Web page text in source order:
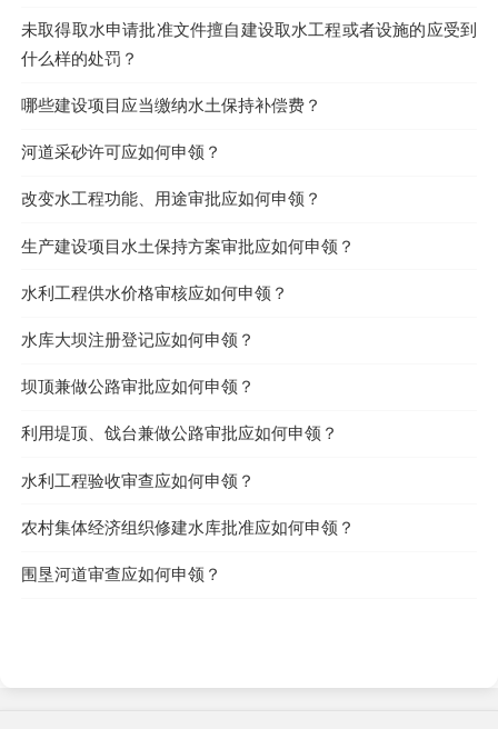
未取得取水申请批准文件擅自建设取水工程或者设施的应受到
什么样的处罚？
哪些建设项目应当缴纳水土保持补偿费？
河道采砂许可应如何申领？
改变水工程功能、用途审批应如何申领？
生产建设项目水土保持方案审批应如何申领？
水利工程供水价格审核应如何申领？
水库大坝注册登记应如何申领？
坝顶兼做公路审批应如何申领？
利用堤顶、戗台兼做公路审批应如何申领？
水利工程验收审查应如何申领？
农村集体经济组织修建水库批准应如何申领？
围垦河道审查应如何申领？